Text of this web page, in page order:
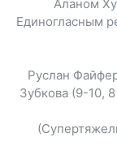
Аланом
Единогласным
Руслан
Зубкова (9-10,